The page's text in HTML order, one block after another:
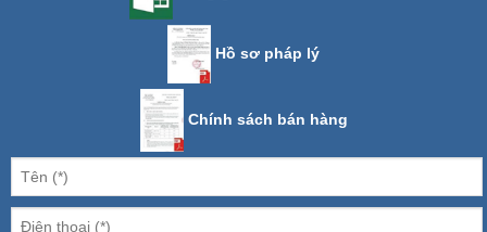
Hồ sơ pháp lý
Chính sách bán hàng